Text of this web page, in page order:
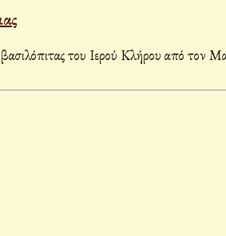
του Ιερού Κλήρου από τον